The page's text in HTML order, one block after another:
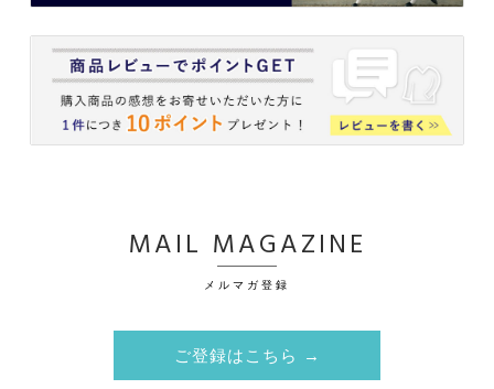
MAIL MAGAZINE
メルマガ登録
ご登録はこちら →